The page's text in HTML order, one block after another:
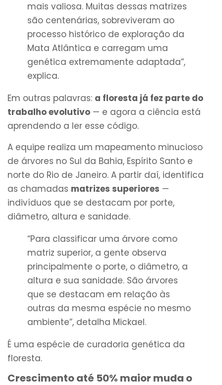
mais valiosa. Muitas dessas matrizes
são centenárias, sobreviveram ao
processo histórico de exploração da
Mata Atlântica e carregam uma
genética extremamente adaptada”,
explica.
Em outras palavras: a floresta já fez parte do
trabalho evolutivo — e agora a ciência está
aprendendo a ler esse código.
A equipe realiza um mapeamento minucioso
de árvores no Sul da Bahia, Espírito Santo e
norte do Rio de Janeiro. A partir daí, identifica
as chamadas matrizes superiores —
indivíduos que se destacam por porte,
diâmetro, altura e sanidade.
“Para classificar uma árvore como
matriz superior, a gente observa
principalmente o porte, o diâmetro, a
altura e sua sanidade. São árvores
que se destacam em relação às
outras da mesma espécie no mesmo
ambiente”, detalha Mickael.
É uma espécie de curadoria genética da
floresta.
Crescimento até 50% maior muda o